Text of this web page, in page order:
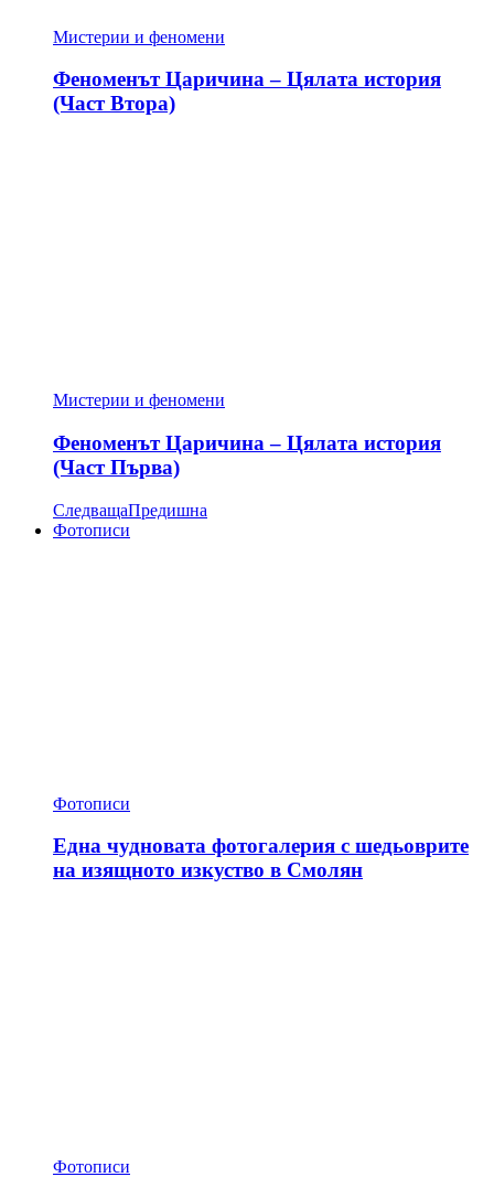
Мистерии и феномени
Феноменът Царичина – Цялата история
(Част Втора)
Мистерии и феномени
Феноменът Царичина – Цялата история
(Част Първа)
СледващаПредишна
Фотописи
Фотописи
Една чудновата фотогалерия с шедьоврите
на изящното изкуство в Смолян
Фотописи